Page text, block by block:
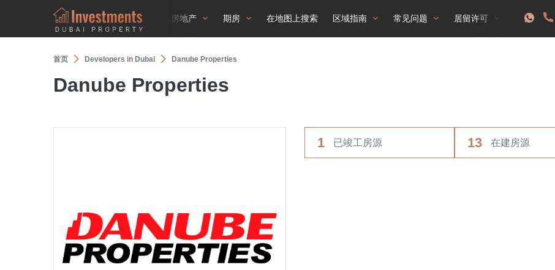
房地产 期房 在地图上搜索 区域指南 常见问题 居留许可
首页 Developers in Dubai Danube Properties
Danube Properties
1 已竣工房源 13 在建房源